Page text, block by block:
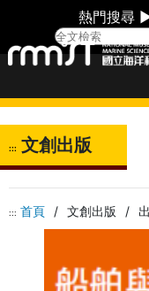
熱門搜尋
::: 文創出版
::: 首頁 / 文創出版 /